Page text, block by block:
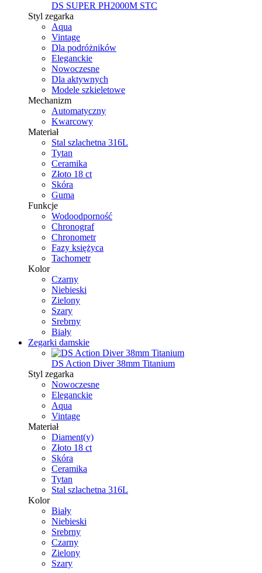
DS SUPER PH2000M STC
Styl zegarka
Aqua
Vintage
Dla podróżników
Eleganckie
Nowoczesne
Dla aktywnych
Modele szkieletowe
Mechanizm
Automatyczny
Kwarcowy
Materiał
Stal szlachetna 316L
Tytan
Ceramika
Złoto 18 ct
Skóra
Guma
Funkcje
Wodoodporność
Chronograf
Chronometr
Fazy księżyca
Tachometr
Kolor
Czarny
Niebieski
Zielony
Szary
Srebrny
Biały
Zegarki damskie
DS Action Diver 38mm Titanium
Styl zegarka
Nowoczesne
Eleganckie
Aqua
Vintage
Materiał
Diament(y)
Złoto 18 ct
Skóra
Ceramika
Tytan
Stal szlachetna 316L
Kolor
Biały
Niebieski
Srebrny
Czarny
Zielony
Szary